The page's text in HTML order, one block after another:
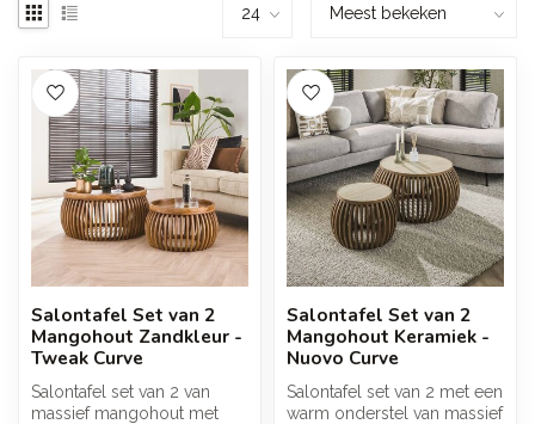
Salontafel Set van 2
Mangohout Zandkleur -
Tweak Curve
Salontafel set van 2 van
massief mangohout met
Salontafel Set van 2
Mangohout Keramiek -
Nuovo Curve
Salontafel set van 2 met een
warm onderstel van massief